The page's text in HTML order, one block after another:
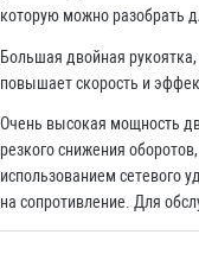
которую можно разобрать
Большая двойная
повышает скорость и
Очень высокая мощность
резкого снижения
использованием сетевого
на сопротивление. Для